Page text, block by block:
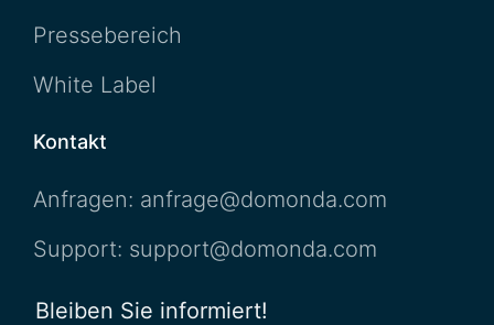
Pressebereich
White Label
Kontakt
Anfragen: anfrage@domonda.com
Support: support@domonda.com
Bleiben Sie informiert!